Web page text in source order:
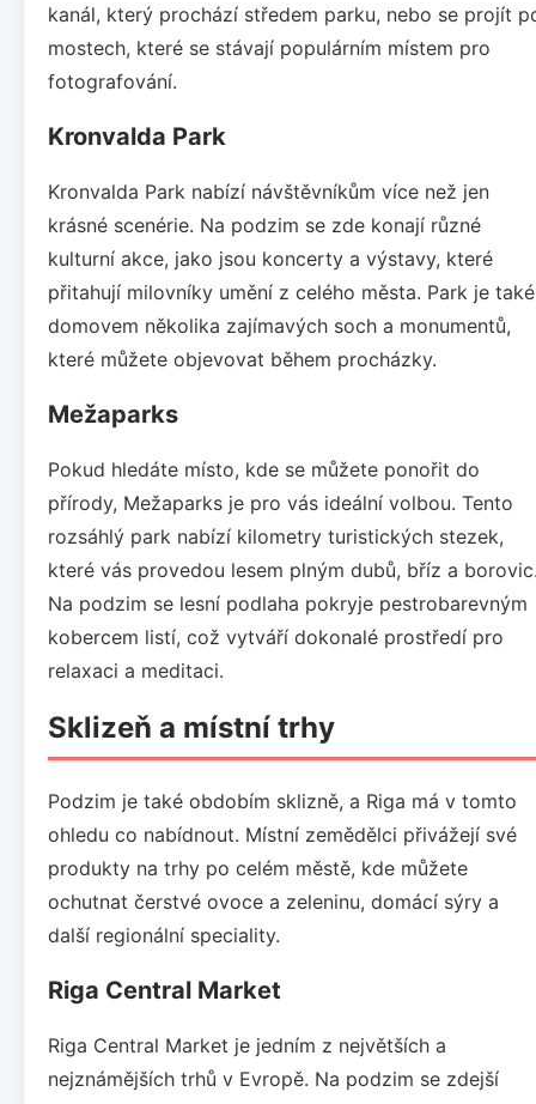
kanál, který prochází středem parku, nebo se projít
mostech, které se stávají populárním místem pro
fotografování.
Kronvalda Park
Kronvalda Park nabízí návštěvníkům více než jen
krásné scenérie. Na podzim se zde konají různé
kulturní akce, jako jsou koncerty a výstavy, které
přitahují milovníky umění z celého města. Park je také
domovem několika zajímavých soch a monumentů,
které můžete objevovat během procházky.
Mežaparks
Pokud hledáte místo, kde se můžete ponořit do
přírody, Mežaparks je pro vás ideální volbou. Tento
rozsáhlý park nabízí kilometry turistických stezek,
které vás provedou lesem plným dubů, bříz a
Na podzim se lesní podlaha pokryje pestrobarevným
kobercem listí, což vytváří dokonalé prostředí pro
relaxaci a meditaci.
Sklizeň a místní trhy
Podzim je také obdobím sklizně, a Riga má v tomto
ohledu co nabídnout. Místní zemědělci přivážejí své
produkty na trhy po celém městě, kde můžete
ochutnat čerstvé ovoce a zeleninu, domácí sýry a
další regionální speciality.
Riga Central Market
Riga Central Market je jedním z největších a
nejznámějších trhů v Evropě. Na podzim se zdejší